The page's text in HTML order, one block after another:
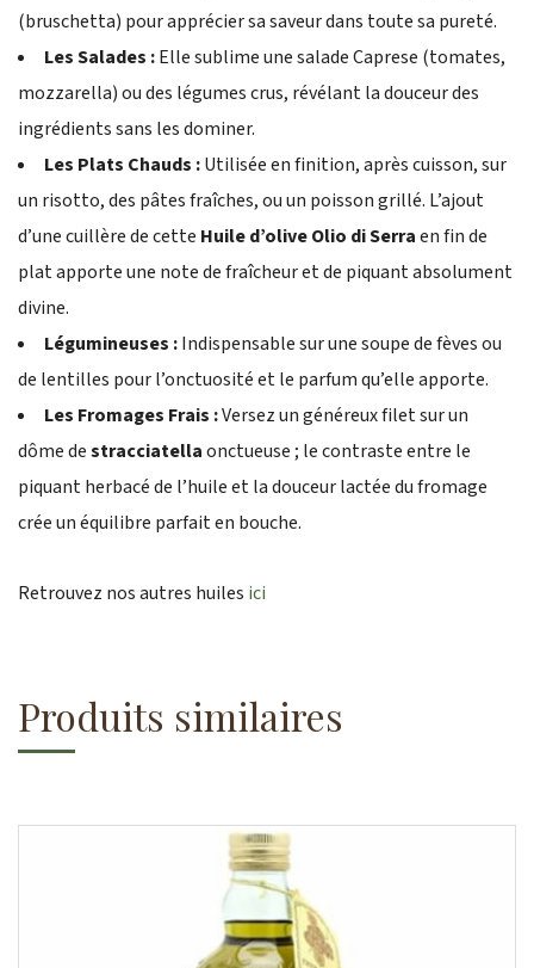
(bruschetta) pour apprécier sa saveur dans toute sa pureté.
Les Salades :Elle sublime une salade Caprese (tomates,
mozzarella) ou des légumes crus, révélant la douceur des
ingrédients sans les dominer.
Les Plats Chauds :Utilisée en finition, après cuisson, sur
un risotto, des pâtes fraîches, ou un poisson grillé. L’ajout
d’une cuillère de cette Huile d’olive Olio di Serraen fin de
plat apporte une note de fraîcheur et de piquant absolument
divine.
Légumineuses :Indispensable sur une soupe de fèves ou
de lentilles pour l’onctuosité et le parfum qu’elle apporte.
Les Fromages Frais :Versez un généreux filet sur un
dôme destracciatellaonctueuse ; le contraste entre le
piquant herbacé de l’huile et la douceur lactée du fromage
crée un équilibre parfait en bouche.
Retrouvez nos autres huiles ici
Produits similaires